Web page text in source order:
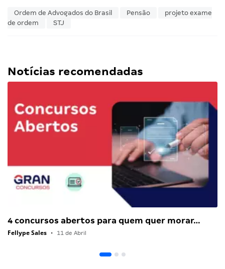
Ordem de Advogados do Brasil Pensão
projeto exame
de ordem
STJ
Notícias recomendadas
4 concursos abertos para quem quer morar…
Fellype Sales • 11 de Abril